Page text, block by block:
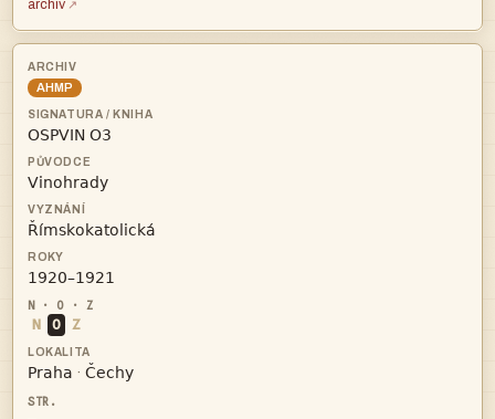
archiv
AHMP




N O Z
 · 